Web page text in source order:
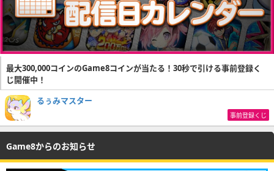
最大300,000コインのGame8コインが当たる！30秒で引ける事前登録く
じ開催中！
るぅみマスター
事前登録くじ
Game8からのお知らせ